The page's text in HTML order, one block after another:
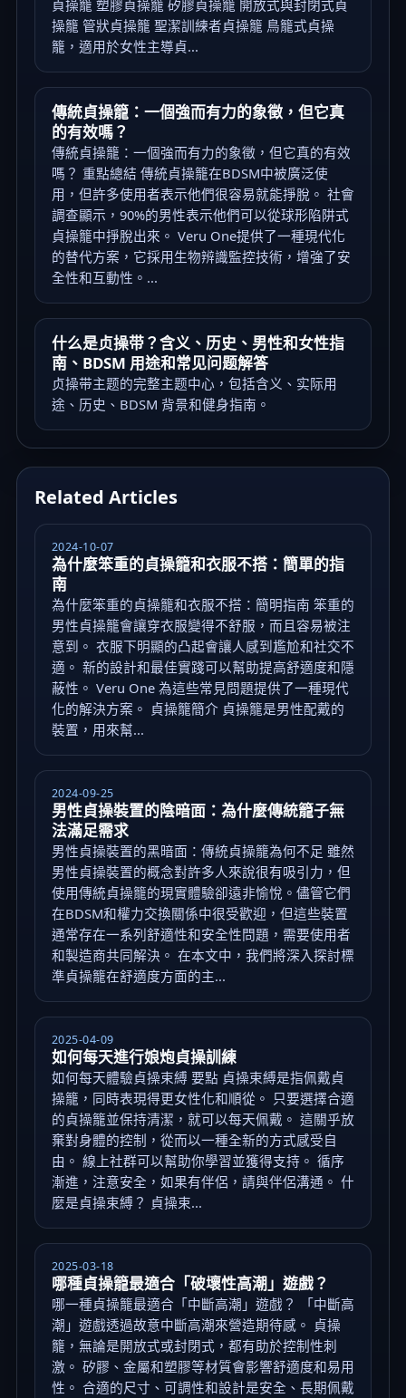
貞操籠 塑膠貞操籠 矽膠貞操籠 開放式與封閉式貞
操籠 管狀貞操籠 聖潔訓練者貞操籠 鳥籠式貞操
籠，適用於女性主導貞...
傳統貞操籠：一個強而有力的象徵，但它真
的有效嗎？
傳統貞操籠：一個強而有力的象徵，但它真的有效
嗎？ 重點總結 傳統貞操籠在BDSM中被廣泛使
用，但許多使用者表示他們很容易就能掙脫。 社會
調查顯示，90%的男性表示他們可以從球形陷阱式
貞操籠中掙脫出來。 Veru One提供了一種現代化
的替代方案，它採用生物辨識監控技術，增強了安
全性和互動性。...
什么是贞操带？含义、历史、男性和女性指
南、BDSM 用途和常见问题解答
贞操带主题的完整主题中心，包括含义、实际用
途、历史、BDSM 背景和健身指南。
Related Articles
2024-10-07
為什麼笨重的貞操籠和衣服不搭：簡單的指
南
為什麼笨重的貞操籠和衣服不搭：簡明指南 笨重的
男性貞操籠會讓穿衣服變得不舒服，而且容易被注
意到。 衣服下明顯的凸起會讓人感到尷尬和社交不
適。 新的設計和最佳實踐可以幫助提高舒適度和隱
蔽性。 Veru One 為這些常見問題提供了一種現代
化的解決方案。 貞操籠簡介 貞操籠是男性配戴的
裝置，用來幫...
2024-09-25
男性貞操裝置的陰暗面：為什麼傳統籠子無
法滿足需求
男性貞操裝置的黑暗面：傳統貞操籠為何不足 雖然
男性貞操裝置的概念對許多人來說很有吸引力，但
使用傳統貞操籠的現實體驗卻遠非愉悅。儘管它們
在BDSM和權力交換關係中很受歡迎，但這些裝置
通常存在一系列舒適性和安全性問題，需要使用者
和製造商共同解決。 在本文中，我們將深入探討標
準貞操籠在舒適度方面的主...
2025-04-09
如何每天進行娘炮貞操訓練
如何每天體驗貞操束縛 要點 貞操束縛是指佩戴貞
操籠，同時表現得更女性化和順從。 只要選擇合適
的貞操籠並保持清潔，就可以每天佩戴。 這關乎放
棄對身體的控制，從而以一種全新的方式感受自
由。 線上社群可以幫助你學習並獲得支持。 循序
漸進，注意安全，如果有伴侶，請與伴侶溝通。 什
麼是貞操束縛？ 貞操束...
2025-03-18
哪種貞操籠最適合「破壞性高潮」遊戲？
哪一種貞操籠最適合「中斷高潮」遊戲？ 「中斷高
潮」遊戲透過故意中斷高潮來營造期待感。 貞操
籠，無論是開放式或封閉式，都有助於控制性刺
激。 矽膠、金屬和塑膠等材質會影響舒適度和易用
性。 合適的尺寸、可調性和設計是安全、長期佩戴